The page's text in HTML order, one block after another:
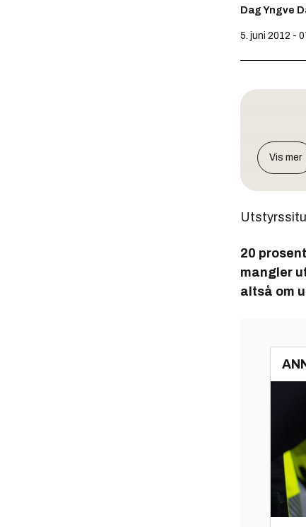
Dag Yngve
5. juni 2012 -
Vis mer
20
mangler
altså om